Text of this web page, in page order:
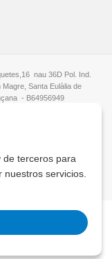
nau 36D Pol. Ind.
Magre, Santa Eulàlia de
- B64956949
de terceros para
servicios.